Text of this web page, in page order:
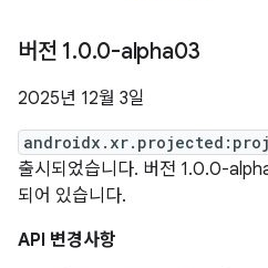
버전 1.0.0-alpha03
2025년 12월 3일
출시되었습니다. 버전 1.0.0-
되어 있습니다.
API 변경사항